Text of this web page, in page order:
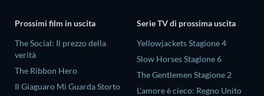
Prossimi film in uscita
The Social: Il prezzo della
verità
The Ribbon Hero
Il Giaguaro Mi Guarda Storto
Serie TV di prossima uscita
Yellowjackets Stagione 4
Slow Horses Stagione 6
The Gentlemen Stagione 2
L'amore è cieco: Regno Unito